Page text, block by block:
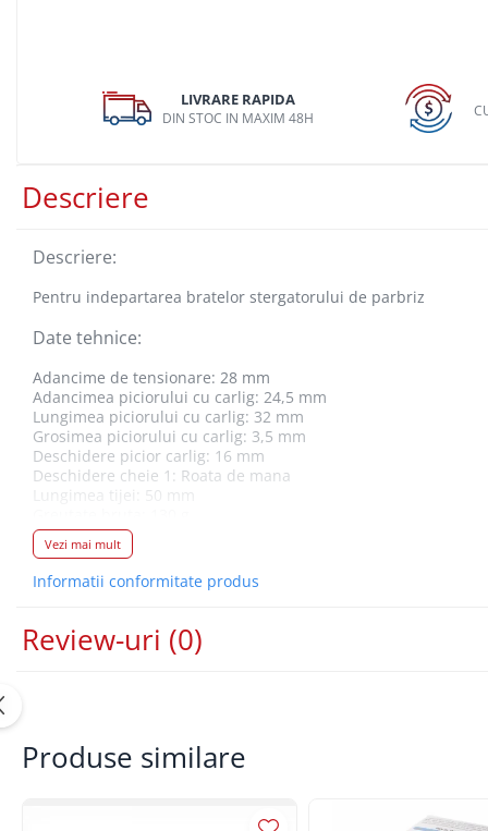
Citroen
Ford
Jaguar
Lancia
Land Rover
Mazda
Mercedes-Benz
Nissan
Opel
Porsche
Skoda
LIVRARE RAPIDA
DIN STOC IN MAXIM 48H
Descriere
Descriere:
Pentru indepartarea bratelor stergatorului de parbriz
Date tehnice:
Adancime de tensionare: 28 mm
Adancimea piciorului cu carlig: 24,5 mm
Lungimea piciorului cu carlig: 32 mm
Grosimea piciorului cu carlig: 3,5 mm
Deschidere picior carlig: 16 mm
Deschidere cheie 1: Roata de mana
Lungimea tijei: 50 mm
Vezi mai mult
Informatii conformitate produs
Review-uri (0)
Produse similare